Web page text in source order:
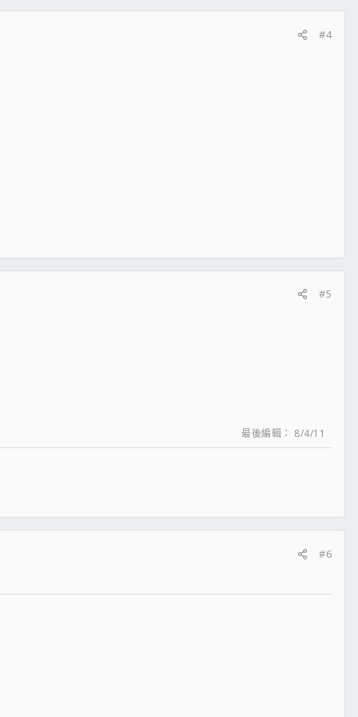
#4
#5
最後編輯： 8/4/11
#6